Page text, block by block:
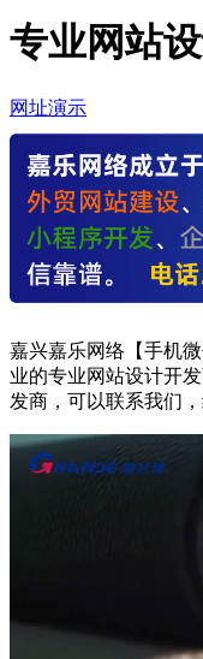
专业网站
网址演示
嘉兴嘉乐网络【手机
业的专业网站设计开
发商，可以联系我们